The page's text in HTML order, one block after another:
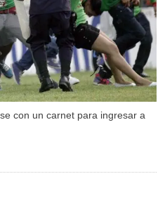
con un carnet para ingresar a